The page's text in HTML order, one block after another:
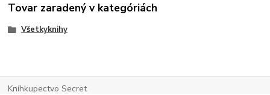
Tovar zaradený v kategóriách
Všetkyknihy
Kníhkupectvo Secret